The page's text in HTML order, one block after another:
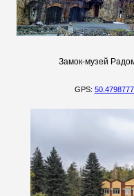
Замок-музей
GPS: